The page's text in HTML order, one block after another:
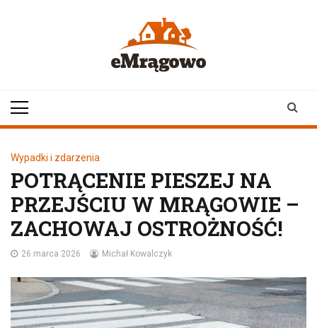
Wypadki i zdarzenia
POTRĄCENIE PIESZEJ NA
PRZEJŚCIU W MRĄGOWIE –
ZACHOWAJ OSTROŻNOŚĆ!
26 marca 2026 Michał Kowalczyk